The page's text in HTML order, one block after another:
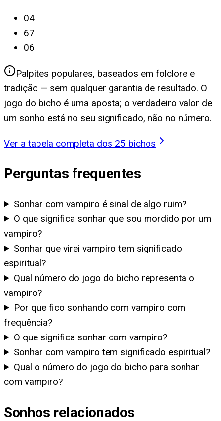
04
67
06
Palpites populares, baseados em folclore e
tradição — sem qualquer garantia de resultado. O
jogo do bicho é uma aposta; o verdadeiro valor de
um sonho está no seu significado, não no número.
Ver a tabela completa dos 25 bichos
Perguntas frequentes
Sonhar com vampiro é sinal de algo ruim?
O que significa sonhar que sou mordido por um
vampiro?
Sonhar que virei vampiro tem significado
espiritual?
Qual número do jogo do bicho representa o
vampiro?
Por que fico sonhando com vampiro com
frequência?
O que significa sonhar com vampiro?
Sonhar com vampiro tem significado espiritual?
Qual o número do jogo do bicho para sonhar
com vampiro?
Sonhos relacionados